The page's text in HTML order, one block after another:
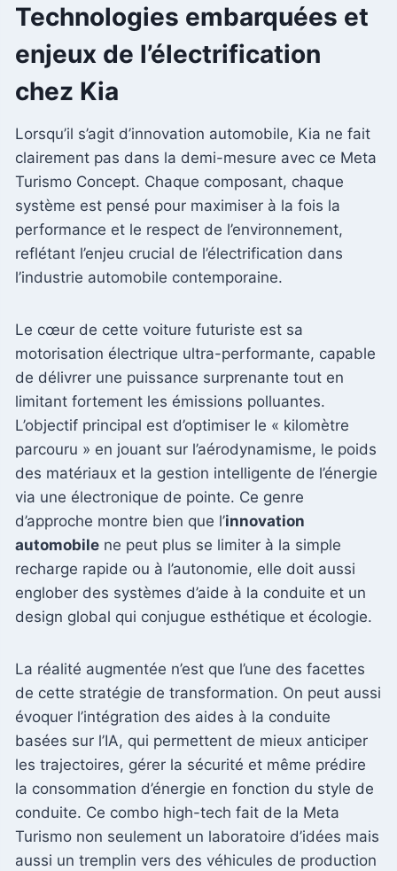
Technologies embarquées et
enjeux de l’électrification
chez Kia
Lorsqu’il s’agit d’innovation automobile, Kia ne fait
clairement pas dans la demi-mesure avec ce Meta
Turismo Concept. Chaque composant, chaque
système est pensé pour maximiser à la fois la
performance et le respect de l’environnement,
reflétant l’enjeu crucial de l’électrification dans
l’industrie automobile contemporaine.
Le cœur de cette voiture futuriste est sa
motorisation électrique ultra-performante, capable
de délivrer une puissance surprenante tout en
limitant fortement les émissions polluantes.
L’objectif principal est d’optimiser le « kilomètre
parcouru » en jouant sur l’aérodynamisme, le poids
des matériaux et la gestion intelligente de l’énergie
via une électronique de pointe. Ce genre
d’approche montre bien que l’innovation
automobile ne peut plus se limiter à la simple
recharge rapide ou à l’autonomie, elle doit aussi
englober des systèmes d’aide à la conduite et un
design global qui conjugue esthétique et écologie.
La réalité augmentée n’est que l’une des facettes
de cette stratégie de transformation. On peut aussi
évoquer l’intégration des aides à la conduite
basées sur l’IA, qui permettent de mieux anticiper
les trajectoires, gérer la sécurité et même prédire
la consommation d’énergie en fonction du style de
conduite. Ce combo high-tech fait de la Meta
Turismo non seulement un laboratoire d’idées mais
aussi un tremplin vers des véhicules de production